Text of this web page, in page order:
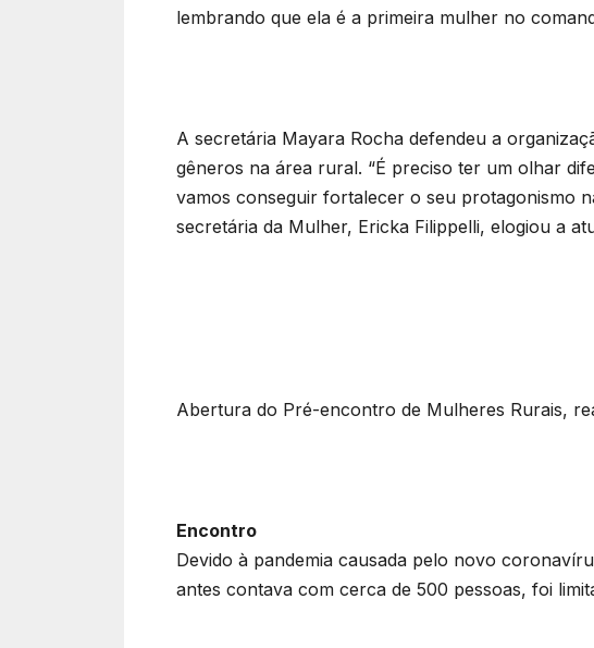
lembrando que ela é a primeira mulher no
A secretária Mayara Rocha defendeu a
gêneros na área rural. “É preciso ter um olhar
vamos conseguir fortalecer o seu protagonismo
secretária da Mulher, Ericka Filippelli, elogiou a
Abertura do Pré-encontro de Mulheres Rurais,
Encontro
Devido à pandemia causada pelo novo
antes contava com cerca de 500 pessoas, foi